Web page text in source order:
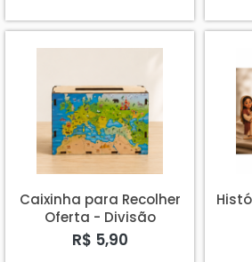
Caixinha para Recolher
Oferta - Divisão
Intereuropéia
R$ 5,90